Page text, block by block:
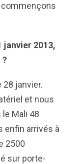
commençons
janvier 2013,
?
28 janvier.
et nous
Mali 48
enfin arrivés à
2500
sur porte-